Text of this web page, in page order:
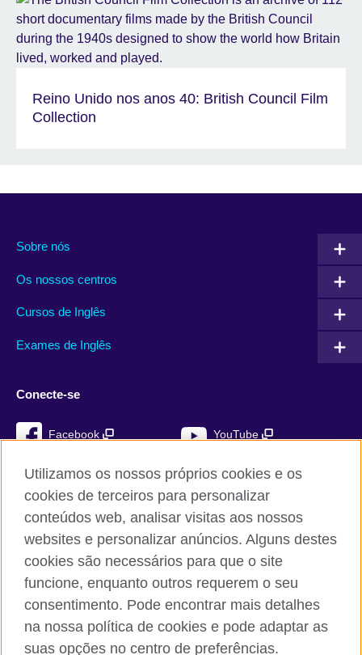
Reino Unido nos anos 40: British Council Film
Collection
Sobre nós
Os nossos centros
Cursos de Inglês
Exames de Inglês
Conecte-se
Facebook YouTube
Instagram TikTok
British Council global
Mapa do sítio
Utilizamos os nossos próprios cookies e os
cookies de terceiros para personalizar
conteúdos web, analisar visitas aos nossos
websites e personalizar anúncios. Alguns destes
cookies são necessários para que o site
funcione, enquanto outros requerem o seu
consentimento. Pode encontrar mais detalhes
na nossa política de cookies e pode adaptar as
suas opções no centro de preferências.